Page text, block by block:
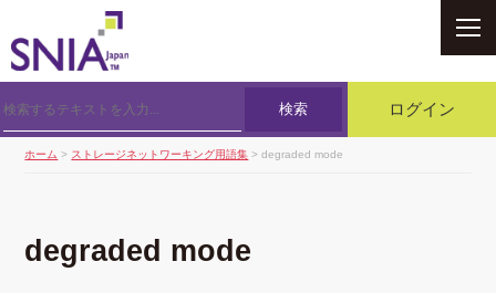
検索 ログイン
ホーム > ストレージネットワーキング用語集 > degraded mode
degraded mode